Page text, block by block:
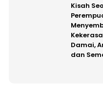
Kisah
Damai,
dan